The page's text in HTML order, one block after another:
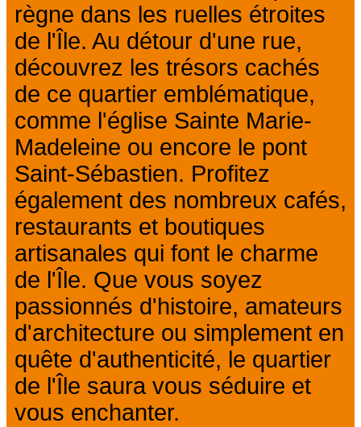
règne dans les ruelles étroites
de l'Île. Au détour d'une rue,
découvrez les trésors cachés
de ce quartier emblématique,
comme l'église Sainte Marie-
Madeleine ou encore le pont
Saint-Sébastien. Profitez
également des nombreux cafés,
restaurants et boutiques
artisanales qui font le charme
de l'Île. Que vous soyez
passionnés d'histoire, amateurs
d'architecture ou simplement en
quête d'authenticité, le quartier
de l'Île saura vous séduire et
vous enchanter.